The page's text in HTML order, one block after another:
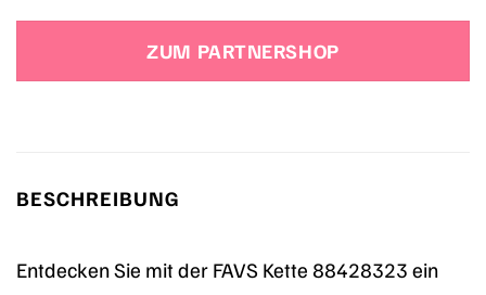
ZUM PARTNERSHOP
BESCHREIBUNG
Entdecken Sie mit der FAVS Kette 88428323 ein